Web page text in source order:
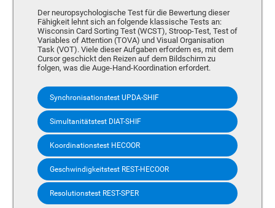
Der neuropsychologische Test für die Bewertung dieser
Fähigkeit lehnt sich an folgende klassische Tests an:
Wisconsin Card Sorting Test (WCST), Stroop-Test, Test of
Variables of Attention (TOVA) und Visual Organisation
Task (VOT). Viele dieser Aufgaben erfordern es, mit dem
Cursor geschickt den Reizen auf dem Bildschirm zu
folgen, was die Auge-Hand-Koordination erfordert.
Synchronisationstest UPDA-SHIF
Simultanitätstest DIAT-SHIF
Koordinationstest HECOOR
Geschwindigkeitstest REST-HECOOR
Resolutionstest REST-SPER